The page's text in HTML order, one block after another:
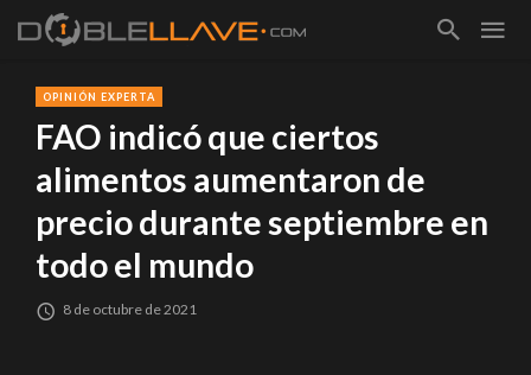
OPINIÓN EXPERTA
FAO indicó que ciertos
alimentos aumentaron de
precio durante septiembre en
todo el mundo
8 de octubre de 2021